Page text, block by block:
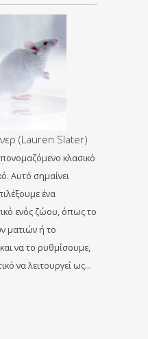
(Lauren Slater)
κλασικό
Αυτό σημαίνει
ένα
ενός ζώου, όπως το
ματιών ή το
να το ρυθμίσουμε,
να λειτουργεί ως…